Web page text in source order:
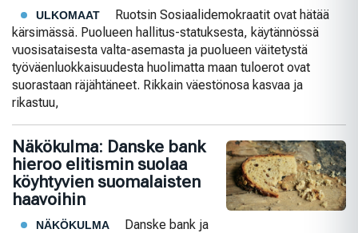
ULKOMAAT
Ruotsin Sosiaalidemokraatit ovat hätää
kärsimässä. Puolueen hallitus-statuksesta, käytännössä
vuosisataisesta valta-asemasta ja puolueen väitetystä
työväenluokkaisuudesta huolimatta maan tuloerot ovat
suorastaan räjähtäneet. Rikkain väestönosa kasvaa ja
rikastuu,
Näkökulma: Danske bank
hieroo elitismin suolaa
köyhtyvien suomalaisten
haavoihin
NÄKÖKULMA
Danske bank ja